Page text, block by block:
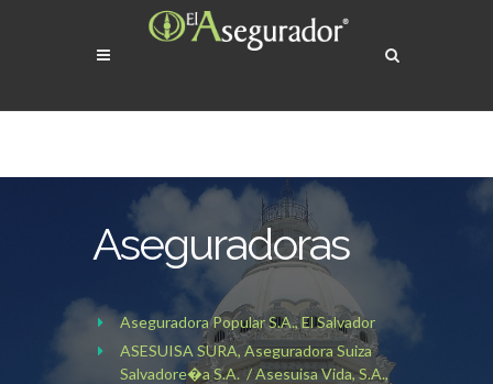
Aseguradoras
Aseguradora Popular S.A., El Salvador
ASESUISA SURA, Aseguradora Suiza
Salvadore�a S.A. / Asesuisa Vida, S.A.,